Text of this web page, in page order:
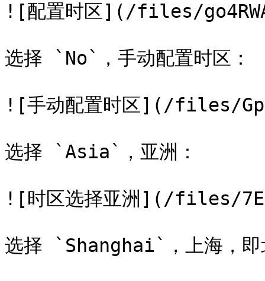
![配置时区](/files/
选择 `No`，手动配置时区：
![手动配置时区](/files/
选择 `Asia`，亚洲：
![时区选择亚洲](/files/
选择 `Shanghai`，上海，即